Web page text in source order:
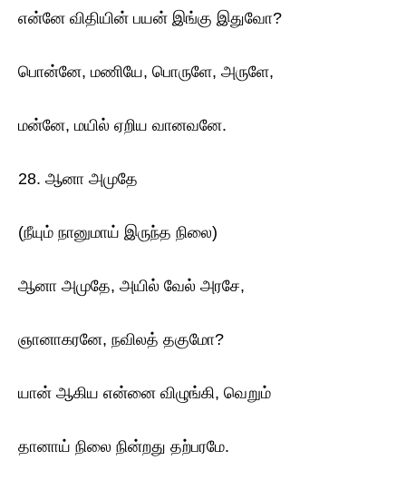
என்னே விதியின் பயன் இங்கு இதுவோ?
பொன்னே, மணியே, பொருளே, அருளே,
மன்னே, மயில் ஏறிய வானவனே.
28. ஆனா அமுதே
(நீயும் நானுமாய் இருந்த நிலை)
ஆனா அமுதே, அயில் வேல் அரசே,
ஞானாகரனே, நவிலத் தகுமோ?
யான் ஆகிய என்னை விழுங்கி, வெறும்
தானாய் நிலை நின்றது தற்பரமே.